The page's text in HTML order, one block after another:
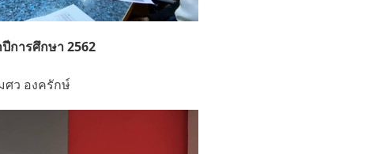
การศึกษา 2562
ว องครักษ์